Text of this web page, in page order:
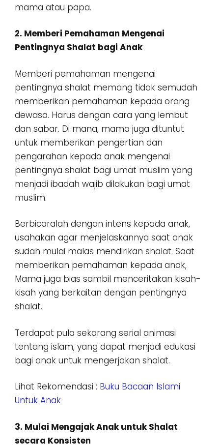
mama atau papa.
2. Memberi Pemahaman Mengenai
Pentingnya Shalat bagi Anak
Memberi pemahaman mengenai
pentingnya shalat memang tidak semudah
memberikan pemahaman kepada orang
dewasa. Harus dengan cara yang lembut
dan sabar. Di mana, mama juga dituntut
untuk memberikan pengertian dan
pengarahan kepada anak mengenai
pentingnya shalat bagi umat muslim yang
menjadi ibadah wajib dilakukan bagi umat
muslim.
Berbicaralah dengan intens kepada anak,
usahakan agar menjelaskannya saat anak
sudah mulai malas mendirikan shalat. Saat
memberikan pemahaman kepada anak,
Mama juga bias sambil menceritakan kisah-
kisah yang berkaitan dengan pentingnya
shalat.
Terdapat pula sekarang serial animasi
tentang islam, yang dapat menjadi edukasi
bagi anak untuk mengerjakan shalat.
Lihat Rekomendasi : Buku Bacaan Islami
Untuk Anak
3. Mulai Mengajak Anak untuk Shalat
secara Konsisten